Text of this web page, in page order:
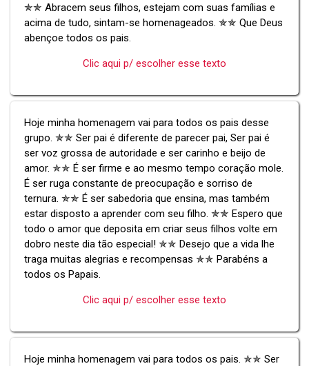
✯✯ Abracem seus filhos, estejam com suas famílias e
acima de tudo, sintam-se homenageados. ✯✯ Que Deus
abençoe todos os pais.
Clic aqui p/ escolher esse texto
Hoje minha homenagem vai para todos os pais desse
grupo. ✯✯ Ser pai é diferente de parecer pai, Ser pai é
ser voz grossa de autoridade e ser carinho e beijo de
amor. ✯✯ É ser firme e ao mesmo tempo coração mole.
É ser ruga constante de preocupação e sorriso de
ternura. ✯✯ É ser sabedoria que ensina, mas também
estar disposto a aprender com seu filho. ✯✯ Espero que
todo o amor que deposita em criar seus filhos volte em
dobro neste dia tão especial! ✯✯ Desejo que a vida lhe
traga muitas alegrias e recompensas ✯✯ Parabéns a
todos os Papais.
Clic aqui p/ escolher esse texto
Hoje minha homenagem vai para todos os pais. ✯✯ Ser